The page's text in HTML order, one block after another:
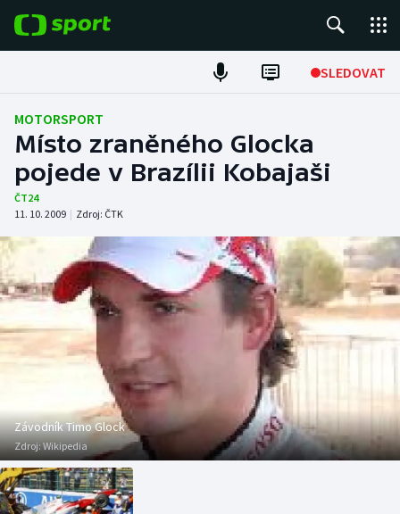
SLEDOVAT
Fotbal
Hokej
Tenis
Atletika
Cyklistika
DALŠÍ SPORTY
Americký fotbal
Baseball a softbal
Basketbal
Biatlon
NEPŘEHLÉDNĚTE
Soutěže
Historické návraty
Aplikace ČT sport
MOTORSPORT
Místo zraněného Glocka
pojede v Brazílii Kobajaši
ČT24
11. 10. 2009 | Zdroj: ČTK
Závodník Timo Glock
Zdroj:Wikipedia